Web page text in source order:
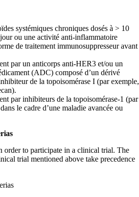
systémiques chroniques dosés à > 10
ou une activité anti-inflammatoire
de traitement immunosuppresseur avant
par un anticorps anti-HER3 et/ou un
(ADC) composé d’un dérivé
de la topoisomérase I (par exemple,
par inhibiteurs de la topoisomérase-1 (par
le cadre d’une maladie avancée ou
order to participate in a clinical trial. The
trial mentioned above take precedence